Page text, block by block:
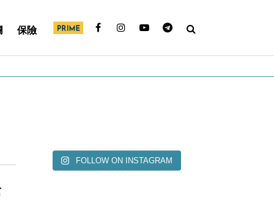
保險
FOLLOW ON INSTAGRAM